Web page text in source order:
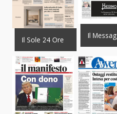
Il Sole 24 Ore Il